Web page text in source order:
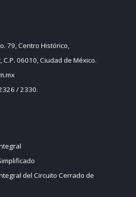
79, Centro Histórico,
C.P. 06010, Ciudad de México.
/ 2330.
del Circuito Cerrado de